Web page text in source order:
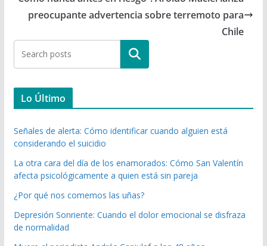
preocupante advertencia sobre terremoto para
Chile
Buscar
Lo Último
Señales de alerta: Cómo identificar cuando alguien está
considerando el suicidio
La otra cara del día de los enamorados: Cómo San Valentín
afecta psicológicamente a quien está sin pareja
¿Por qué nos comemos las uñas?
Depresión Sonriente: Cuando el dolor emocional se disfraza
de normalidad